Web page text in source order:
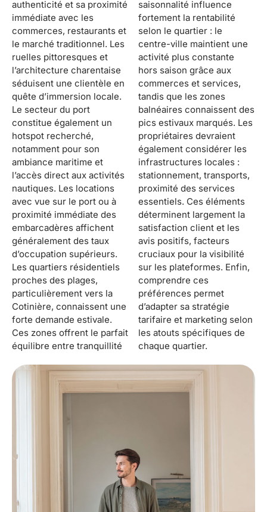
authenticité et sa proximité
immédiate avec les
commerces, restaurants et
le marché traditionnel. Les
ruelles pittoresques et
l’architecture charentaise
séduisent une clientèle en
quête d’immersion locale.
Le secteur du port
constitue également un
hotspot recherché,
notamment pour son
ambiance maritime et
l’accès direct aux activités
nautiques. Les locations
avec vue sur le port ou à
proximité immédiate des
embarcadères affichent
généralement des taux
d’occupation supérieurs.
Les quartiers résidentiels
proches des plages,
particulièrement vers la
Cotinière, connaissent une
forte demande estivale.
Ces zones offrent le parfait
équilibre entre tranquillité
saisonnalité influence
fortement la rentabilité
selon le quartier : le
centre-ville maintient une
activité plus constante
hors saison grâce aux
commerces et services,
tandis que les zones
balnéaires connaissent des
pics estivaux marqués. Les
propriétaires devraient
également considérer les
infrastructures locales :
stationnement, transports,
proximité des services
essentiels. Ces éléments
déterminent largement la
satisfaction client et les
avis positifs, facteurs
cruciaux pour la visibilité
sur les plateformes. Enfin,
comprendre ces
préférences permet
d’adapter sa stratégie
tarifaire et marketing selon
les atouts spécifiques de
chaque quartier.